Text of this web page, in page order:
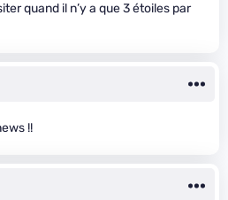
quand il n’y a que 3 étoiles par
!!